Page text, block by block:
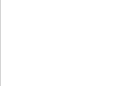
மத்திய